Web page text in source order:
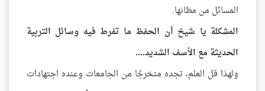
المسائل من مظانها.
المشكلة يا شيخ أن الحفظ ما تفرط فيه وسائل التربية
الحديثة مع الأسف الشديد....
ولهذا قل العلم، تجده متخرجًا من الجامعات وعنده اجتهادات